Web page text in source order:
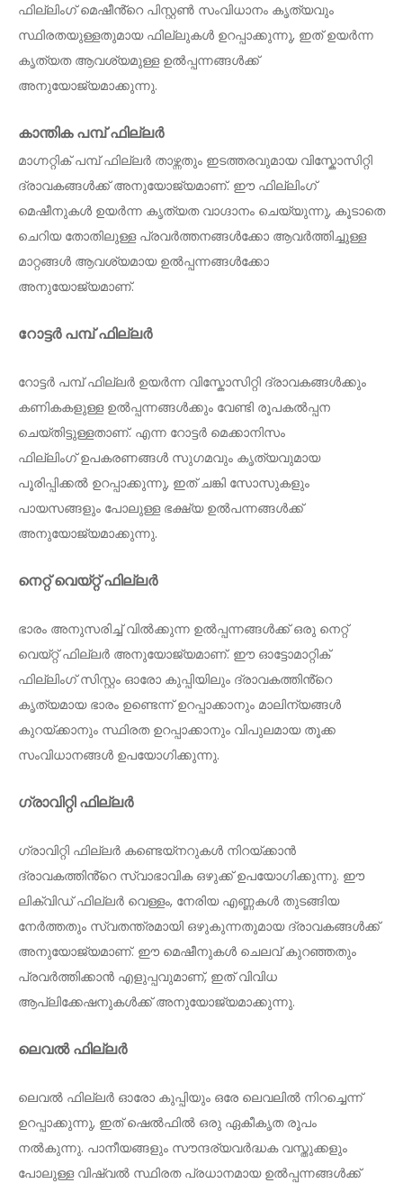
ഫില്ലിംഗ് മെഷീൻ്റെ പിസ്റ്റൺ സംവിധാനം കൃത്യവും
സ്ഥിരതയുള്ളതുമായ ഫില്ലുകൾ ഉറപ്പാക്കുന്നു, ഇത് ഉയർന്ന
കൃത്യത ആവശ്യമുള്ള ഉൽപ്പന്നങ്ങൾക്ക്
അനുയോജ്യമാക്കുന്നു.
കാന്തിക പമ്പ് ഫില്ലർ
മാഗ്നറ്റിക് പമ്പ് ഫില്ലർ താഴ്ന്നതും ഇടത്തരവുമായ വിസ്കോസിറ്റി
ദ്രാവകങ്ങൾക്ക് അനുയോജ്യമാണ്. ഈ ഫില്ലിംഗ്
മെഷീനുകൾ ഉയർന്ന കൃത്യത വാഗ്ദാനം ചെയ്യുന്നു, കൂടാതെ
ചെറിയ തോതിലുള്ള പ്രവർത്തനങ്ങൾക്കോ ​​ആവർത്തിച്ചുള്ള
മാറ്റങ്ങൾ ആവശ്യമായ ഉൽപ്പന്നങ്ങൾക്കോ ​​
അനുയോജ്യമാണ്.
റോട്ടർ പമ്പ് ഫില്ലർ
റോട്ടർ പമ്പ് ഫില്ലർ ഉയർന്ന വിസ്കോസിറ്റി ദ്രാവകങ്ങൾക്കും
കണികകളുള്ള ഉൽപ്പന്നങ്ങൾക്കും വേണ്ടി രൂപകൽപ്പന
ചെയ്തിട്ടുള്ളതാണ്. എന്ന റോട്ടർ മെക്കാനിസം
ഫില്ലിംഗ് ഉപകരണങ്ങൾ സുഗമവും കൃത്യവുമായ
പൂരിപ്പിക്കൽ ഉറപ്പാക്കുന്നു, ഇത് ചങ്കി സോസുകളും
പായസങ്ങളും പോലുള്ള ഭക്ഷ്യ ഉൽപന്നങ്ങൾക്ക്
അനുയോജ്യമാക്കുന്നു.
നെറ്റ് വെയ്റ്റ് ഫില്ലർ
ഭാരം അനുസരിച്ച് വിൽക്കുന്ന ഉൽപ്പന്നങ്ങൾക്ക് ഒരു നെറ്റ്
വെയ്റ്റ് ഫില്ലർ അനുയോജ്യമാണ്. ഈ ഓട്ടോമാറ്റിക്
ഫില്ലിംഗ് സിസ്റ്റം ഓരോ കുപ്പിയിലും ദ്രാവകത്തിൻ്റെ
കൃത്യമായ ഭാരം ഉണ്ടെന്ന് ഉറപ്പാക്കാനും മാലിന്യങ്ങൾ
കുറയ്ക്കാനും സ്ഥിരത ഉറപ്പാക്കാനും വിപുലമായ തൂക്ക
സംവിധാനങ്ങൾ ഉപയോഗിക്കുന്നു.
ഗ്രാവിറ്റി ഫില്ലർ
ഗ്രാവിറ്റി ഫില്ലർ കണ്ടെയ്നറുകൾ നിറയ്ക്കാൻ
ദ്രാവകത്തിൻ്റെ സ്വാഭാവിക ഒഴുക്ക് ഉപയോഗിക്കുന്നു. ഈ
ലിക്വിഡ് ഫില്ലർ വെള്ളം, നേരിയ എണ്ണകൾ തുടങ്ങിയ
നേർത്തതും സ്വതന്ത്രമായി ഒഴുകുന്നതുമായ ദ്രാവകങ്ങൾക്ക്
അനുയോജ്യമാണ്. ഈ മെഷീനുകൾ ചെലവ് കുറഞ്ഞതും
പ്രവർത്തിക്കാൻ എളുപ്പവുമാണ്, ഇത് വിവിധ
ആപ്ലിക്കേഷനുകൾക്ക് അനുയോജ്യമാക്കുന്നു.
ലെവൽ ഫില്ലർ
ലെവൽ ഫില്ലർ ഓരോ കുപ്പിയും ഒരേ ലെവലിൽ നിറച്ചെന്ന്
ഉറപ്പാക്കുന്നു, ഇത് ഷെൽഫിൽ ഒരു ഏകീകൃത രൂപം
നൽകുന്നു. പാനീയങ്ങളും സൗന്ദര്യവർദ്ധക വസ്തുക്കളും
പോലുള്ള വിഷ്വൽ സ്ഥിരത പ്രധാനമായ ഉൽപ്പന്നങ്ങൾക്ക്